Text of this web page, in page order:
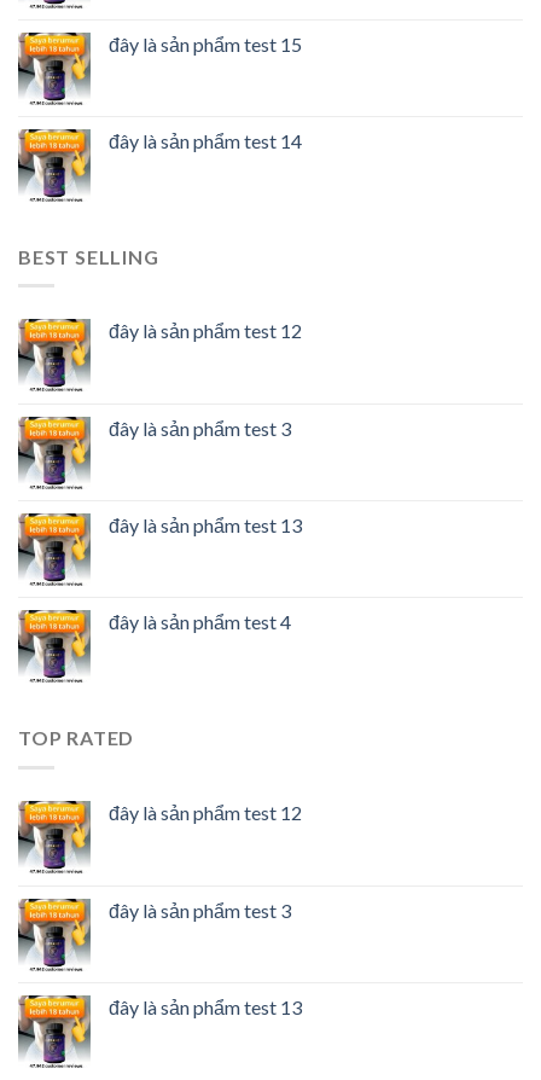
đây là sản phẩm test 15
đây là sản phẩm test 14
BEST SELLING
đây là sản phẩm test 12
đây là sản phẩm test 3
đây là sản phẩm test 13
đây là sản phẩm test 4
TOP RATED
đây là sản phẩm test 12
đây là sản phẩm test 3
đây là sản phẩm test 13